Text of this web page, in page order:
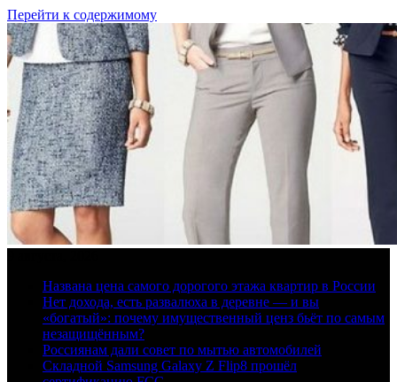
Перейти к содержимому
Названа цена самого дорогого этажа квартир в России
Нет дохода, есть развалюха в деревне — и вы
«богатый»: почему имущественный ценз бьёт по самым
незащищённым?
Россиянам дали совет по мытью автомобилей
Складной Samsung Galaxy Z Flip8 прошёл